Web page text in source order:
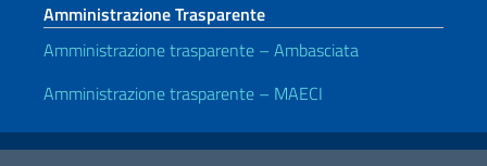
Amministrazione Trasparente
Amministrazione trasparente – Ambasciata
Amministrazione trasparente – MAECI
Link Utili